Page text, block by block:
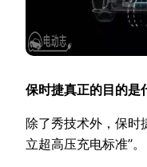
保时捷真正的目的是
除了秀技术外，保时
立超高压充电标准”。